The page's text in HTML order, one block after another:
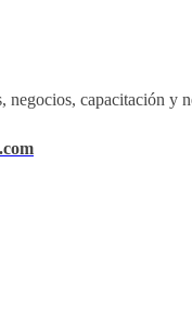
negocios, capacitación y